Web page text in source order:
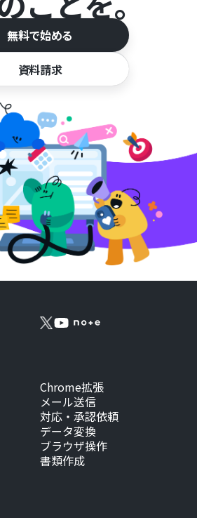
無料で始める
資料請求
Chrome拡張
メール送信
対応・承認依頼
データ変換
ブラウザ操作
書類作成